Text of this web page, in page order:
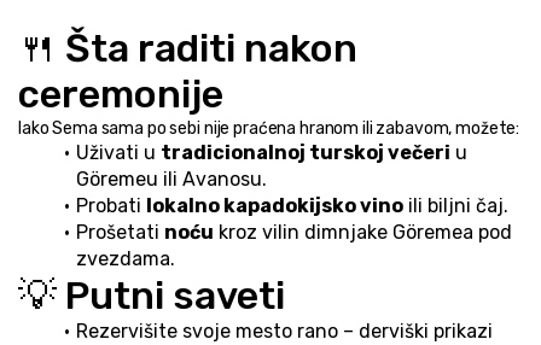
🍴 Šta raditi nakon
ceremonije
Iako Sema sama po sebi nije praćena hranom ili zabavom, možete:
Uživati u tradicionalnoj turskoj večeri u
Göremeu ili Avanosu.
Probati lokalno kapadokijsko vino ili biljni čaj.
Prošetati noću kroz vilin dimnjake Göremea pod
zvezdama.
💡 Putni saveti
Rezervišite svoje mesto rano – derviški prikazi